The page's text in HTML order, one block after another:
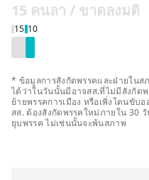
15 คนลา / ขาดลงมติ
15 10
ดลงมติ 15 คน
นด้วย 10 คน
* ข้อมูลการสังกัดพรรคและฝ่ายใน
ได้ว่าในวันนั้นมีอาจสส.ที่ไม่มีสังกัดพ
ย้ายพรรคการเมือง หรือเพิ่งโดนขับ
สส. ต้องสังกัดพรรคใหม่ภายใน 30
ยุบพรรค ไม่เช่นนั้นจะพ้นสภาพ